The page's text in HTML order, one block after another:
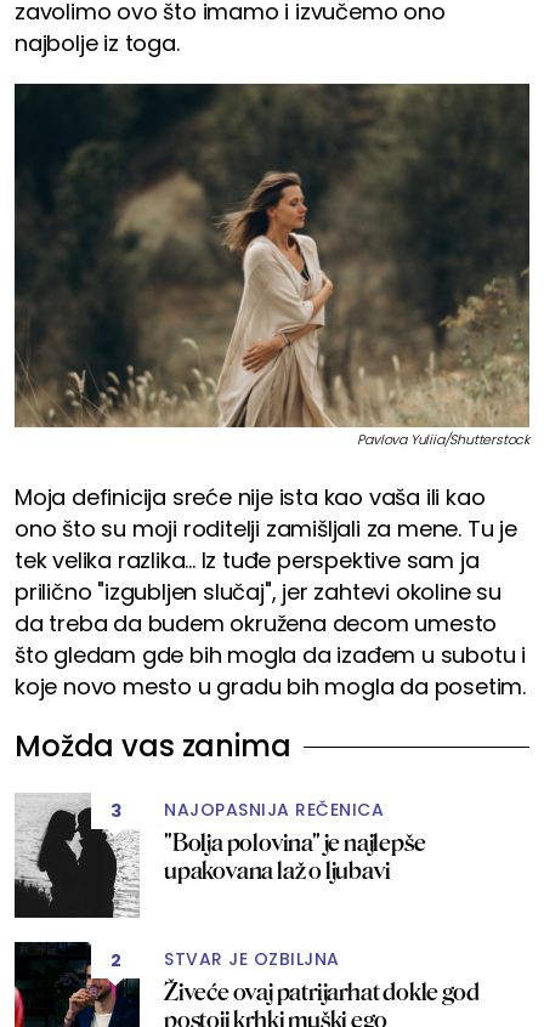
zavolimo ovo što imamo i izvučemo ono
najbolje iz toga.
Pavlova Yuliia/Shutterstock
Moja definicija sreće nije ista kao vaša ili kao
ono što su moji roditelji zamišljali za mene. Tu je
tek velika razlika... Iz tuđe perspektive sam ja
prilično "izgubljen slučaj", jer zahtevi okoline su
da treba da budem okružena decom umesto
što gledam gde bih mogla da izađem u subotu i
koje novo mesto u gradu bih mogla da posetim.
Možda vas zanima
3 NAJOPASNIJA REČENICA
"Bolja polovina" je najlepše
upakovana laž o ljubavi
2 STVAR JE OZBILJNA
Živeće ovaj patrijarhat dokle god
postoji krhki muški ego